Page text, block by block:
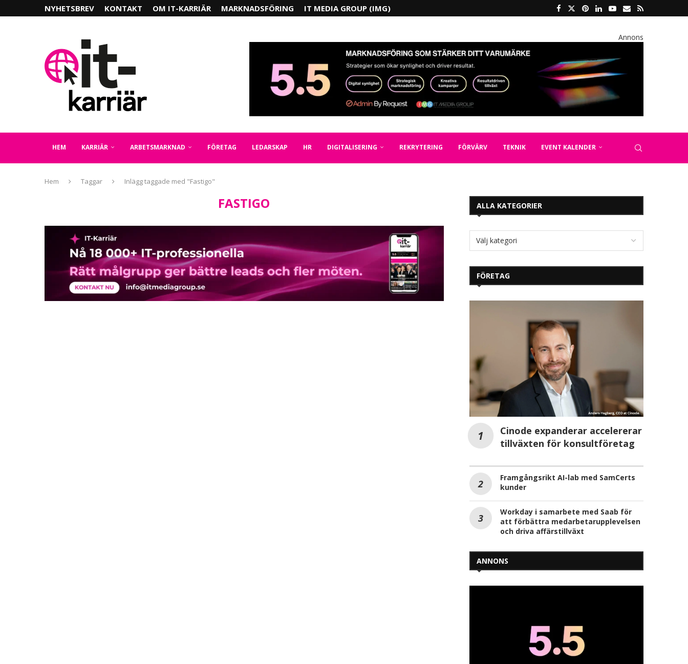
NYHETSBREV KONTAKT OM IT-KARRIÄR MARKNADSFÖRING IT MEDIA GROUP (IMG)
Annons
HEM KARRIÄR ARBETSMARKNAD FÖRETAG LEDARSKAP HR DIGITALISERING REKRYTERING FÖRVÄRV TEKNIK EVENT KALENDER
Hem Taggar Inlägg taggade med "Fastigo"
FASTIGO ALLA KATEGORIER
FÖRETAG
Cinode expanderar accelererar
tillväxten för konsultföretag
Framgångsrikt AI-lab med SamCerts
kunder
Workday i samarbete med Saab för
att förbättra medarbetarupplevelsen
och driva affärstillväxt
ANNONS